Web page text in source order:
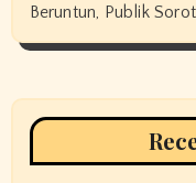
Beruntun, Publik